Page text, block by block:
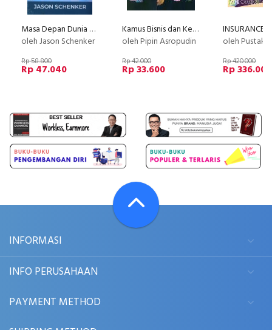
Masa Depan Dunia Setelah Covid-19
oleh Jason Schenker
Rp 58.800
Rp 47.040
Kamus Bisnis dan Kewirausahaan (Kamus Bergambar)
oleh Pipin Asropudin
Rp 42.000
Rp 33.600
oleh Pustaka
Rp 420.000
Rp 336.000
INFORMASI
INFO PERUSAHAAN
PAYMENT METHOD